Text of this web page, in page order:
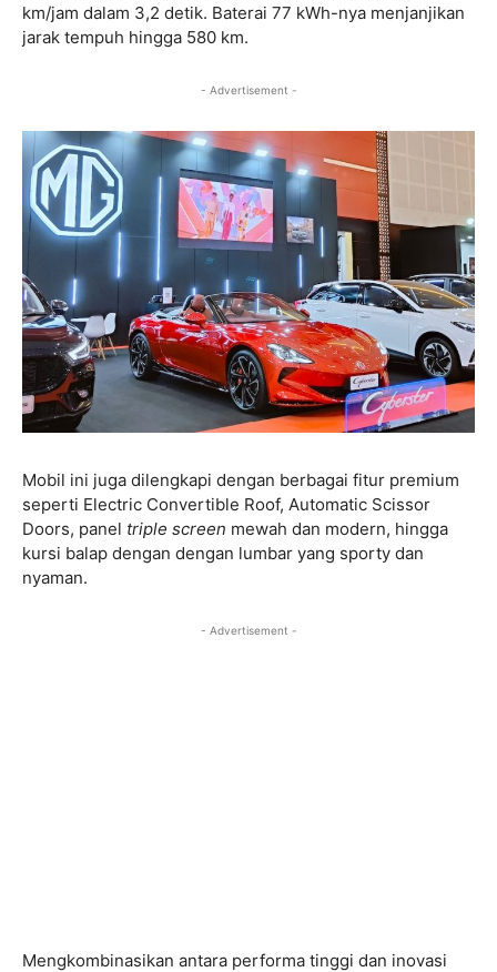
km/jam dalam 3,2 detik. Baterai 77 kWh-nya menjanjikan
jarak tempuh hingga 580 km.
- Advertisement -
Mobil ini juga dilengkapi dengan berbagai fitur premium
seperti Electric Convertible Roof, Automatic Scissor
Doors, panel triple screen mewah dan modern, hingga
kursi balap dengan dengan lumbar yang sporty dan
nyaman.
- Advertisement -
Mengkombinasikan antara performa tinggi dan inovasi